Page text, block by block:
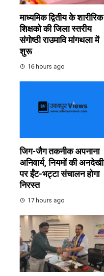
माध्यमिक द्वितीय के शारीरिक
शिक्षको की जिला स्तरीय
संगोष्ठी राउमावि मांगथला में
शुरू
16 hours ago
जिग-जैग तकनीक अपनाना
अनिवार्य, नियमों की अनदेखी
पर ईंट-भट्टा संचालन होगा
निरस्त
17 hours ago